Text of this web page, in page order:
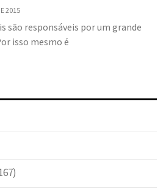
2015
são responsáveis por um grande
isso mesmo é